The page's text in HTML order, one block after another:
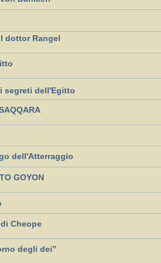
dottor Rangel
segreti dell'Egitto
dell'Atterraggio
GOYON
Cheope
degli dei”